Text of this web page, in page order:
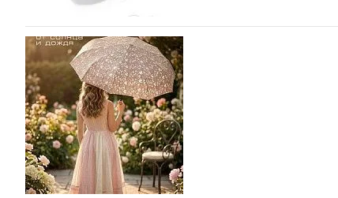
ASICS выпускает вторую коллаборацию с
моды
ASICS снова выпускает коллаборацию с Лос-
Tennis. Интерес японского спортивного гиганта к
пустом…
05.08.2026 979